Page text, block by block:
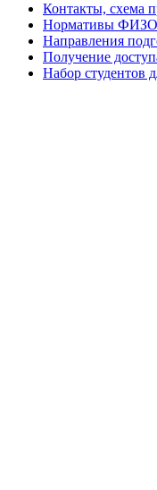
Контакты, схема
Нормативы ФИЗО
Направления
Получение
Набор студентов